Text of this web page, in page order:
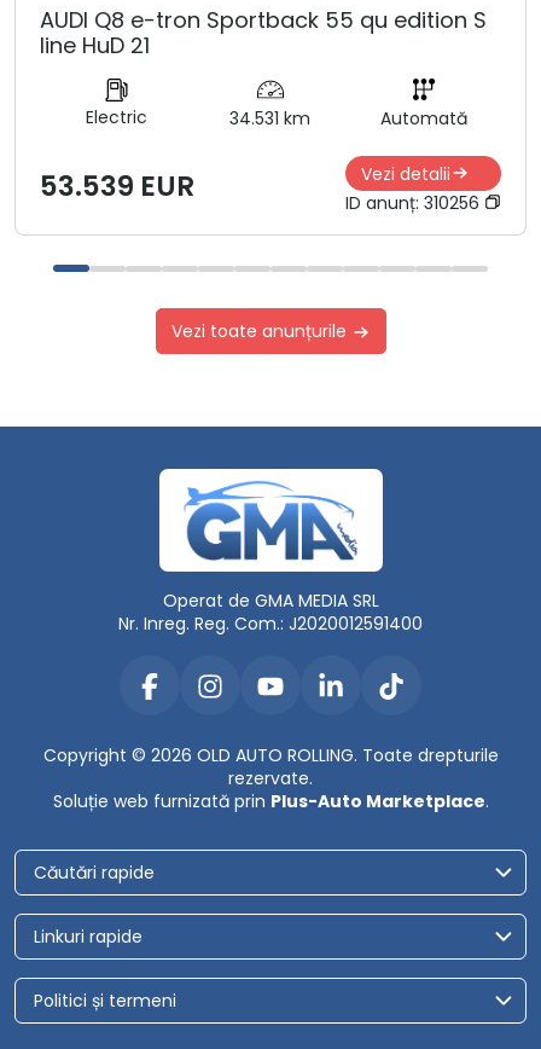
AUDI Q8 e-tron Sportback 55 qu edition S
line HuD 21
Electric 34.531 km Automată
53.539 EUR
Vezi detalii
ID anunț: 310256
Vezi toate anunțurile
Operat de GMA MEDIA SRL
Nr. Inreg. Reg. Com.: J2020012591400
Copyright © 2026 OLD AUTO ROLLING. Toate drepturile
rezervate.
Soluție web furnizată prin Plus-Auto Marketplace.
Căutări rapide
Linkuri rapide
Politici și termeni